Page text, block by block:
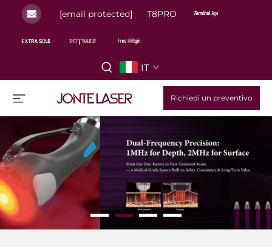
[email protected] T8PRO
IT
Richiedi un preventivo